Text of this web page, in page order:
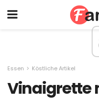
Essen Köstliche Artikel
Vinaigrette